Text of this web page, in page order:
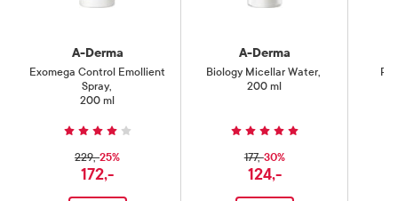
A-Derma
Exomega Control Emollient
Spray,
200 ml
229,-25%
172,-
A-Derma
Biology Micellar Water,
200 ml
177,-30%
124,-